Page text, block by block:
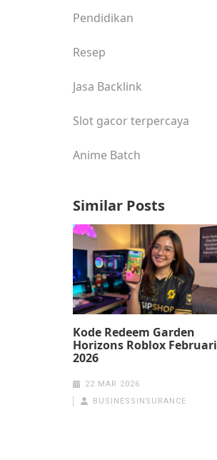
Pendidikan
Resep
Jasa Backlink
Slot gacor terpercaya
Anime Batch
Similar Posts
Kode Redeem Garden
Horizons Roblox Februari
2026
22 MAR 2026
BUSINESSINSURANCE